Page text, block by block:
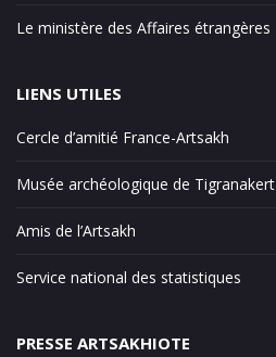
Le ministère des Affaires étrangères
LIENS UTILES
Cercle d’amitié France-Artsakh
Musée archéologique de Tigranakert
Amis de l’Artsakh
Service national des statistiques
PRESSE ARTSAKHIOTE